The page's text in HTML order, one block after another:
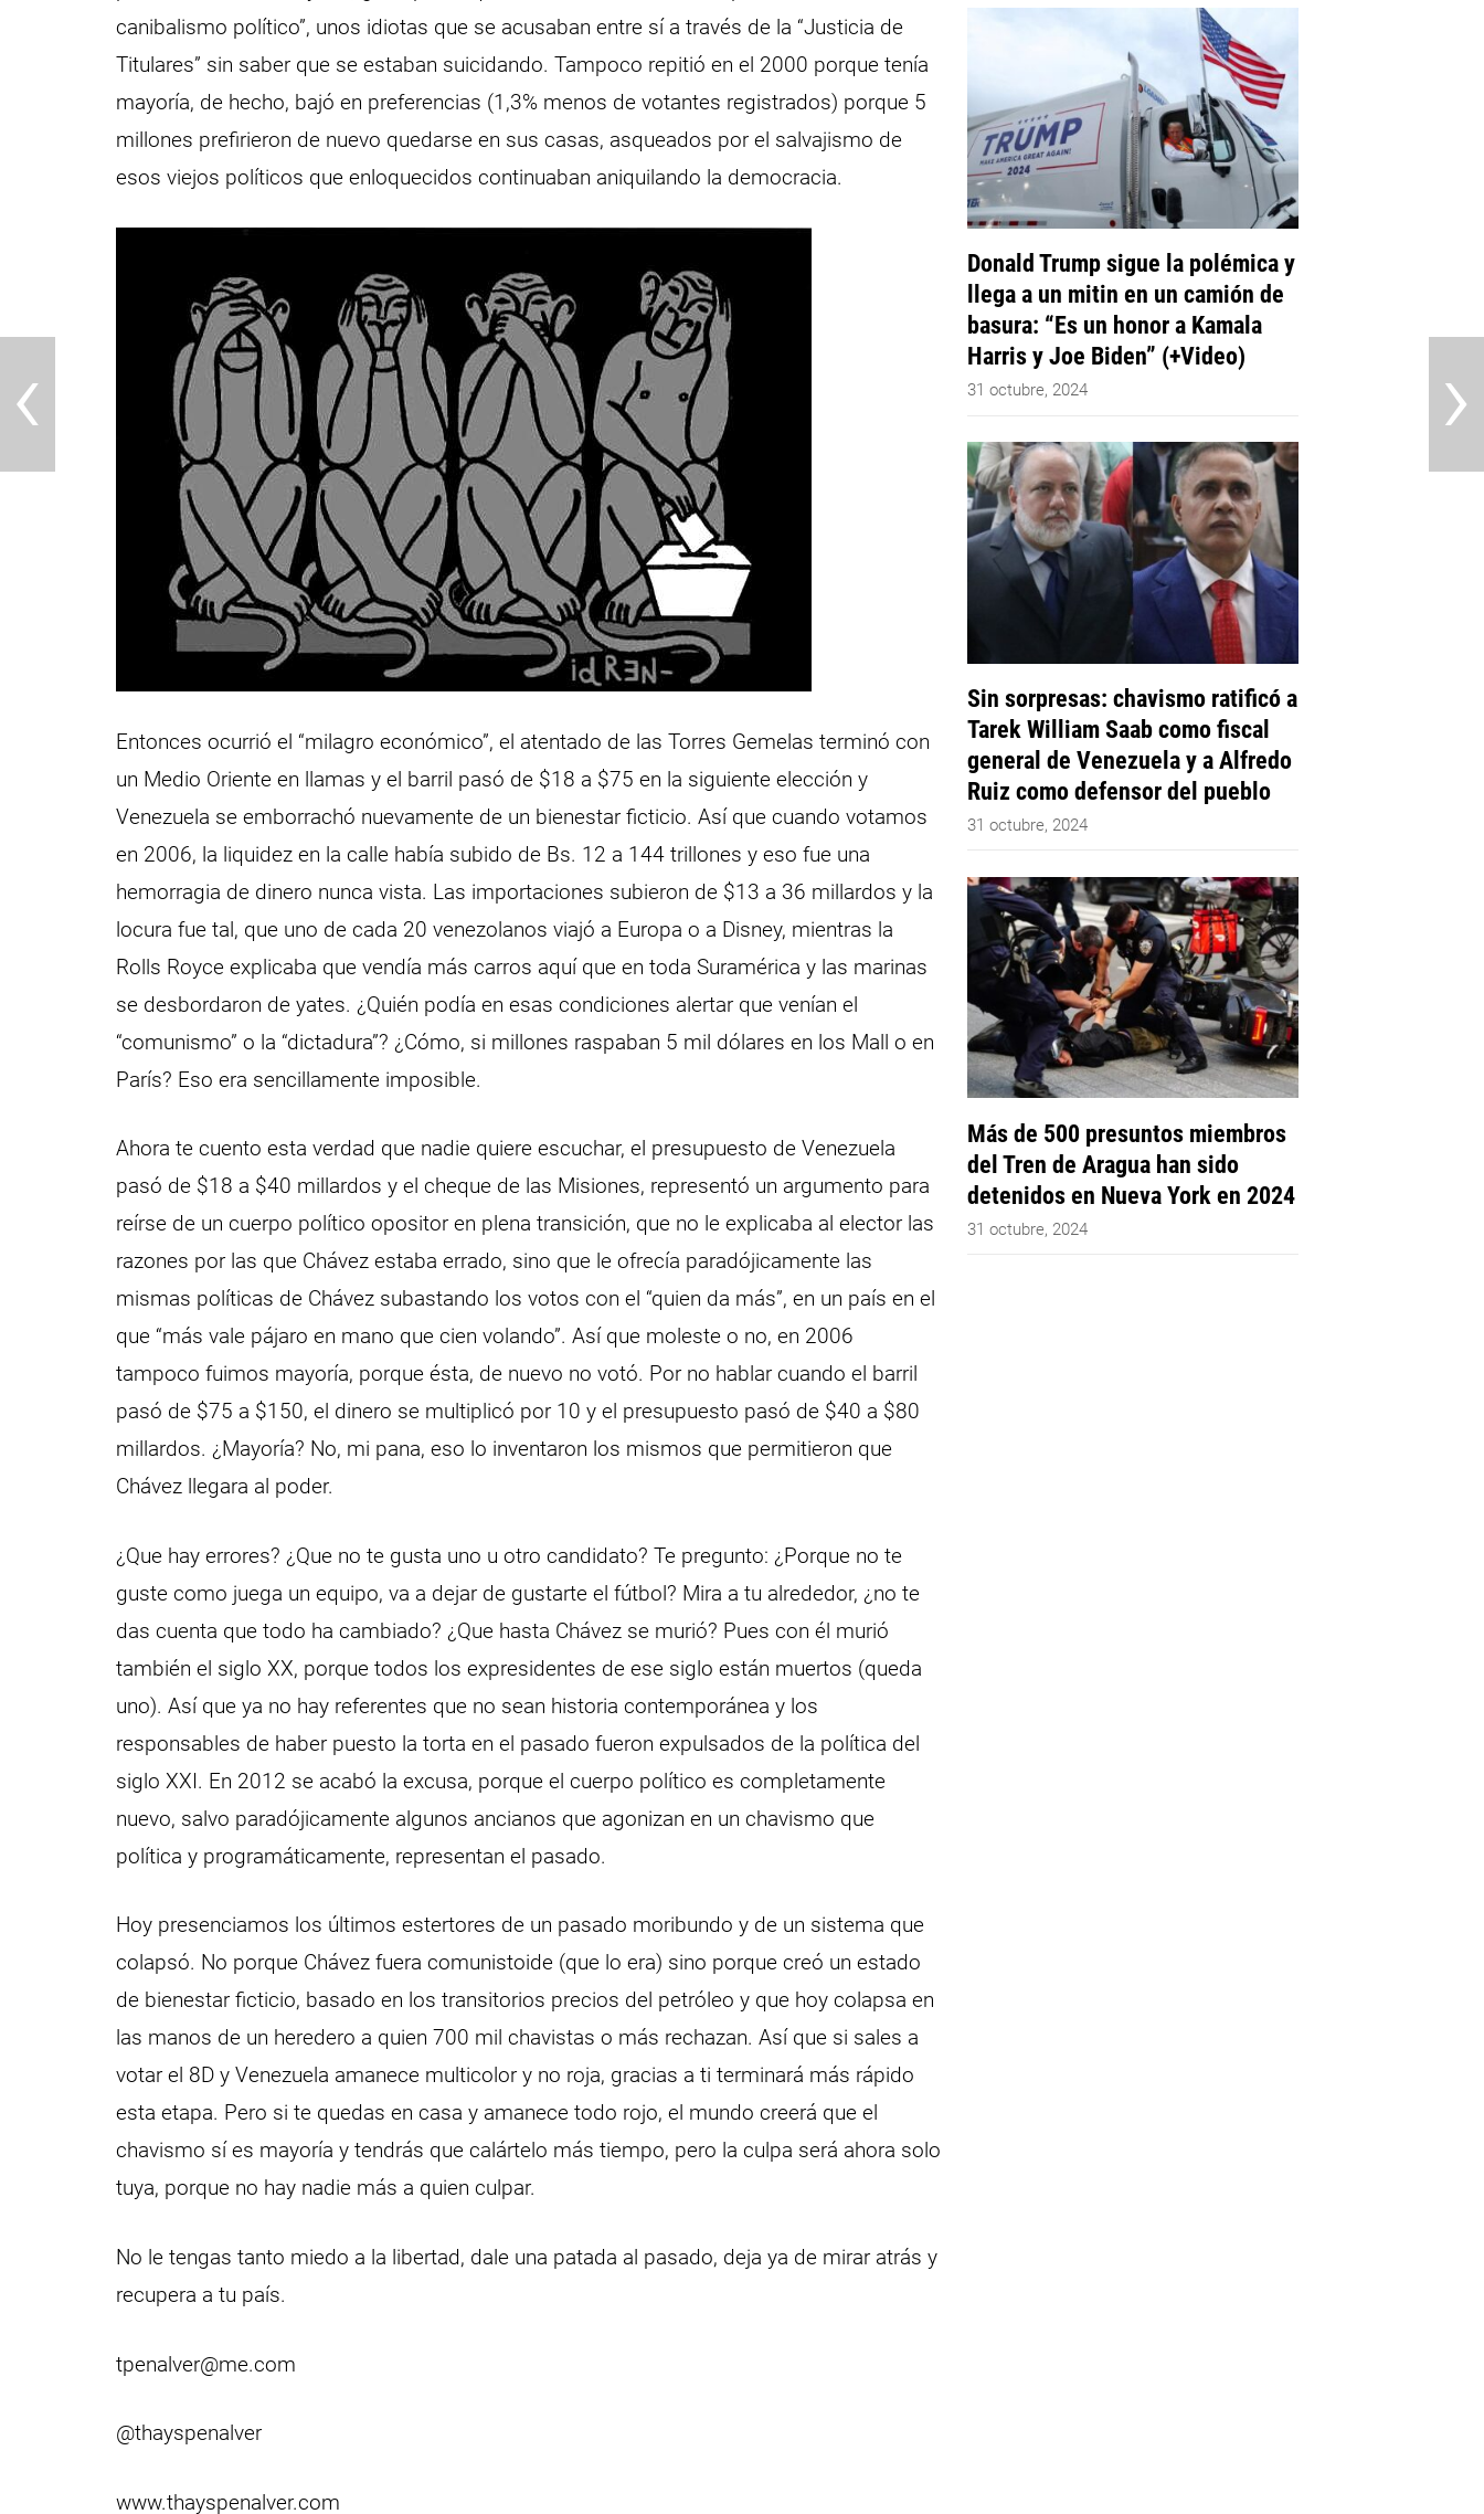
canibalismo político”, unos idiotas que se acusaban entre sí a través de la “Justicia de
Titulares” sin saber que se estaban suicidando. Tampoco repitió en el 2000 porque tenía
mayoría, de hecho, bajó en preferencias (1,3% menos de votantes registrados) porque 5
millones prefirieron de nuevo quedarse en sus casas, asqueados por el salvajismo de
esos viejos políticos que enloquecidos continuaban aniquilando la democracia.
Entonces ocurrió el “milagro económico”, el atentado de las Torres Gemelas terminó con
un Medio Oriente en llamas y el barril pasó de $18 a $75 en la siguiente elección y
Venezuela se emborrachó nuevamente de un bienestar ficticio. Así que cuando votamos
en 2006, la liquidez en la calle había subido de Bs. 12 a 144 trillones y eso fue una
hemorragia de dinero nunca vista. Las importaciones subieron de $13 a 36 millardos y la
locura fue tal, que uno de cada 20 venezolanos viajó a Europa o a Disney, mientras la
Rolls Royce explicaba que vendía más carros aquí que en toda Suramérica y las marinas
se desbordaron de yates. ¿Quién podía en esas condiciones alertar que venían el
“comunismo” o la “dictadura”? ¿Cómo, si millones raspaban 5 mil dólares en los Mall o en
París? Eso era sencillamente imposible.
Ahora te cuento esta verdad que nadie quiere escuchar, el presupuesto de Venezuela
pasó de $18 a $40 millardos y el cheque de las Misiones, representó un argumento para
reírse de un cuerpo político opositor en plena transición, que no le explicaba al elector las
razones por las que Chávez estaba errado, sino que le ofrecía paradójicamente las
mismas políticas de Chávez subastando los votos con el “quien da más”, en un país en el
que “más vale pájaro en mano que cien volando”. Así que moleste o no, en 2006
tampoco fuimos mayoría, porque ésta, de nuevo no votó. Por no hablar cuando el barril
pasó de $75 a $150, el dinero se multiplicó por 10 y el presupuesto pasó de $40 a $80
millardos. ¿Mayoría? No, mi pana, eso lo inventaron los mismos que permitieron que
Chávez llegara al poder.
¿Que hay errores? ¿Que no te gusta uno u otro candidato? Te pregunto: ¿Porque no te
guste como juega un equipo, va a dejar de gustarte el fútbol? Mira a tu alrededor, ¿no te
das cuenta que todo ha cambiado? ¿Que hasta Chávez se murió? Pues con él murió
también el siglo XX, porque todos los expresidentes de ese siglo están muertos (queda
uno). Así que ya no hay referentes que no sean historia contemporánea y los
responsables de haber puesto la torta en el pasado fueron expulsados de la política del
siglo XXI. En 2012 se acabó la excusa, porque el cuerpo político es completamente
nuevo, salvo paradójicamente algunos ancianos que agonizan en un chavismo que
política y programáticamente, representan el pasado.
Hoy presenciamos los últimos estertores de un pasado moribundo y de un sistema que
colapsó. No porque Chávez fuera comunistoide (que lo era) sino porque creó un estado
de bienestar ficticio, basado en los transitorios precios del petróleo y que hoy colapsa en
las manos de un heredero a quien 700 mil chavistas o más rechazan. Así que si sales a
votar el 8D y Venezuela amanece multicolor y no roja, gracias a ti terminará más rápido
esta etapa. Pero si te quedas en casa y amanece todo rojo, el mundo creerá que el
chavismo sí es mayoría y tendrás que calártelo más tiempo, pero la culpa será ahora solo
tuya, porque no hay nadie más a quien culpar.
No le tengas tanto miedo a la libertad, dale una patada al pasado, deja ya de mirar atrás y
recupera a tu país.
tpenalver@me.com
@thayspenalver
www.thayspenalver.com
Donald Trump sigue la polémica y
llega a un mitin en un camión de
basura: “Es un honor a Kamala
Harris y Joe Biden” (+Video)
31 octubre, 2024
Sin sorpresas: chavismo ratificó a
Tarek William Saab como fiscal
general de Venezuela y a Alfredo
Ruiz como defensor del pueblo
31 octubre, 2024
Más de 500 presuntos miembros
del Tren de Aragua han sido
detenidos en Nueva York en 2024
31 octubre, 2024
›
‹